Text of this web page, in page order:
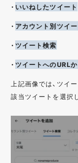
・ いいねしたツイート
・ アカウント別ツイー
・ ツイート検索
・ ツイートへのURL
上記画像では、ツイ
該当ツイートを選択